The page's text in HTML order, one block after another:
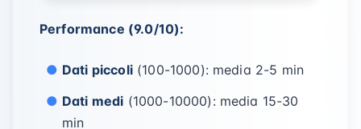
Performance (9.0/10):
Dati piccoli(100-1000): media 2-5 min
Dati medi (1000-10000): media 15-30
min